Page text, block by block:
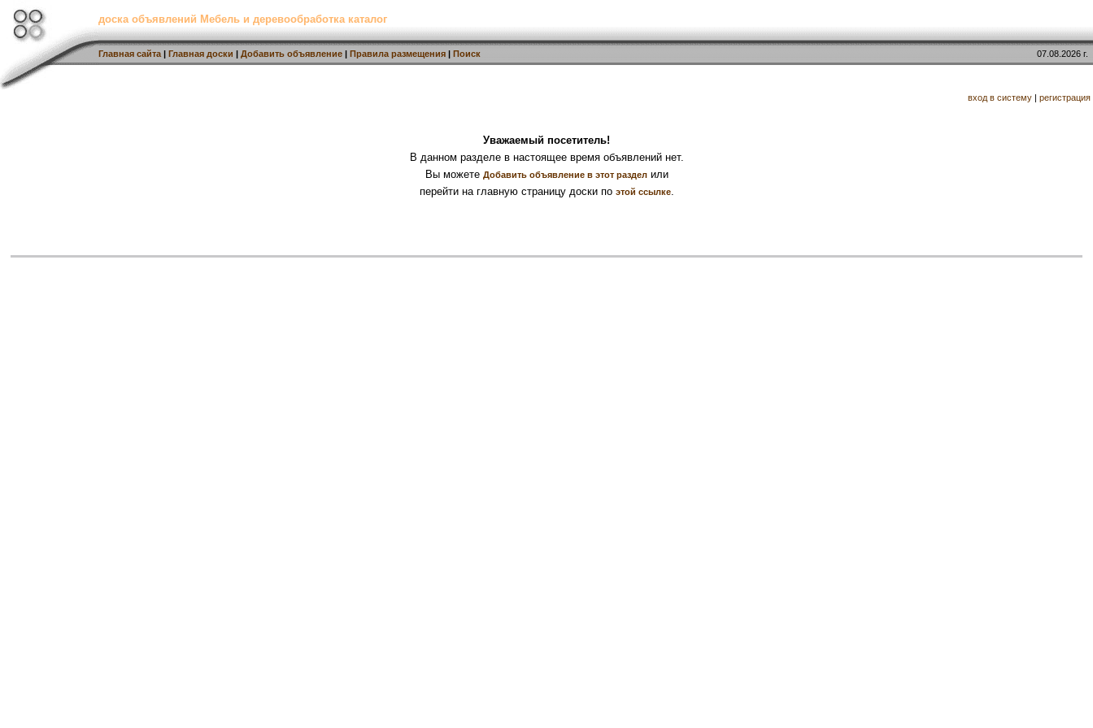
доска объявлений Мебель и деревообработка каталог
Главная сайта | Главная доски | Добавить объявление | Правила размещения | Поиск 07.08.2026 г.
вход в систему | регистрация
Уважаемый посетитель!
В данном разделе в настоящее время объявлений нет.
Вы можете Добавить объявление в этот разделили
перейти на главную страницу доски по этой ссылке.